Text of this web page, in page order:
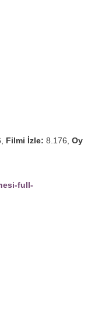
Filmi İzle: 8.176, Oy
full-